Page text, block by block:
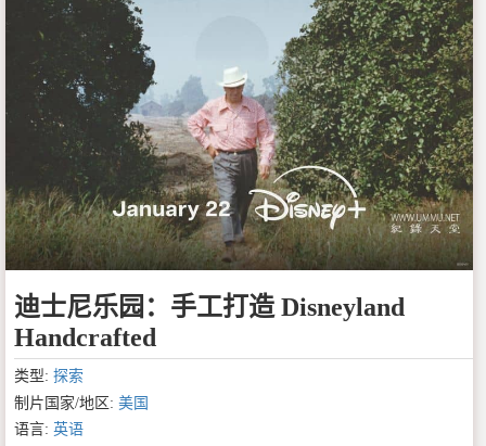
迪士尼乐园：手工打造 Disneyland
Handcrafted
类型: 探索
制片国家/地区: 美国
语言: 英语